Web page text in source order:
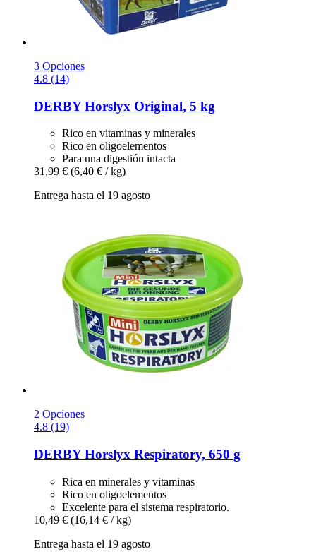
3 Opciones
4.8 (14)
DERBYHorslyx Original, 5 kg
Rico en vitaminas y minerales
Rico en oligoelementos
Para una digestión intacta
31,99 € (6,40 € / kg)
Entrega hasta el 19 agosto
2 Opciones
4.8 (19)
DERBYHorslyx Respiratory, 650 g
Rica en minerales y vitaminas
Rico en oligoelementos
Excelente para el sistema respiratorio.
10,49 € (16,14 € / kg)
Entrega hasta el 19 agosto